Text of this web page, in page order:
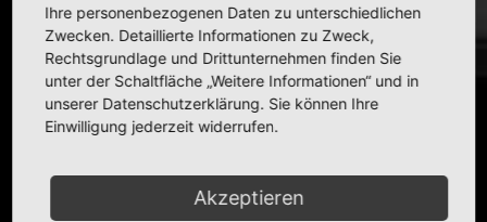
Ihre personenbezogenen Daten zu unterschiedlichen
Zwecken. Detaillierte Informationen zu Zweck,
Rechtsgrundlage und Drittunternehmen finden Sie
unter der Schaltfläche „Weitere Informationen“ und in
unserer Datenschutzerklärung. Sie können Ihre
Einwilligung jederzeit widerrufen.
Akzeptieren